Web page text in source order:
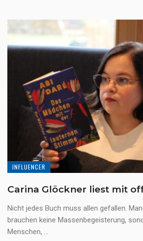
INFLUENCER
Carina Glöckner liest mit
Nicht jedes Buch muss allen gefallen.
brauchen keine Massenbegeisterung,
Menschen, ...